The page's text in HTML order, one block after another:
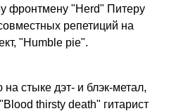
фронтмену "Herd" Питеру
репетиций на
"Humble pie".
стыке дэт- и блэк-метал,
thirsty death" гитарист